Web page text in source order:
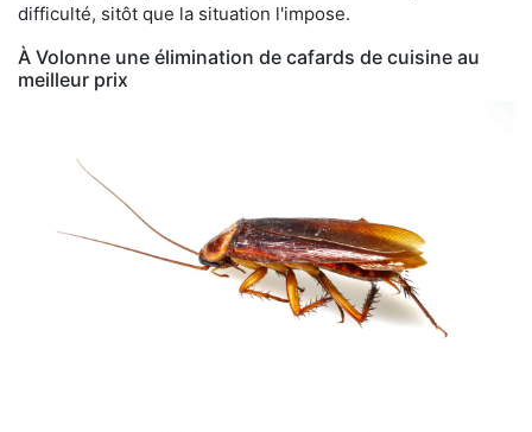
difficulté, sitôt que la situation l'impose.
À Volonne une élimination de cafards de cuisine au
meilleur prix